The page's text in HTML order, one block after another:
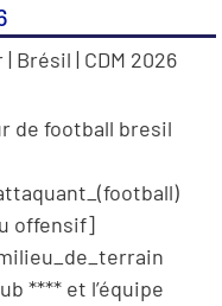
Brésil | CDM 2026
de football bresil
offensif]
**** et l’équipe